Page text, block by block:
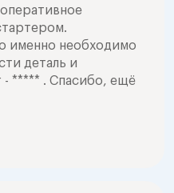
именно необходимо
деталь и
- ***** . Спасибо, ещё